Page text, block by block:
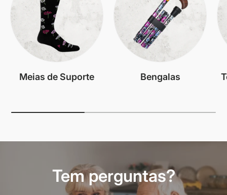
Meias de Suporte Bengalas
Tem perguntas?